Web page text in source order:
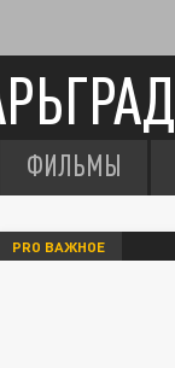
ФИЛЬМЫ
PRO ВАЖНОЕ